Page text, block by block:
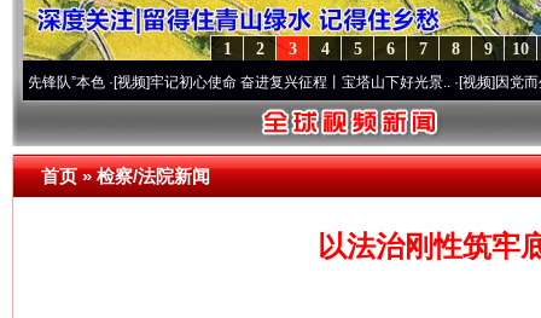
10
9
8
7
6
5
4
3
2
1
本色·[视频]牢记初心使命 奋进复兴征程丨宝塔山下好光景..·[视频]因党而生 为党
首页»检察/法院新闻
以法治刚性筑牢